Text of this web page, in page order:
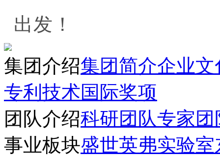
出发！
集团介绍集团简介企业文
专利技术国际奖项
团队介绍科研团队专家团
事业板块盛世英弗实验室